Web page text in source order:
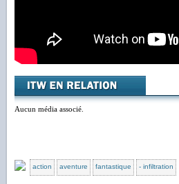
Aucun média associé.
action aventure fantastique - infiltration